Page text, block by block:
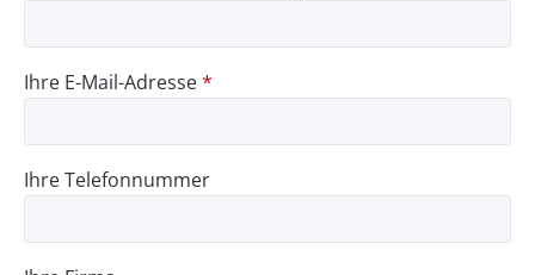
Ihre E-Mail-Adresse*
Ihre Telefonnummer